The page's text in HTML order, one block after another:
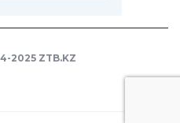
2025 ZTB.KZ